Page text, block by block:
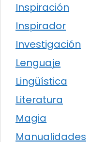
Inspiración
Inspirador
Investigación
Lenguaje
Lingüística
Literatura
Magia
Manualidades